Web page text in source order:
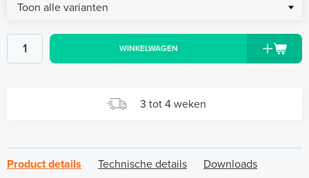
Toon alle varianten
WINKELWAGEN
3 tot 4 weken
Product details Technische details
Downloads